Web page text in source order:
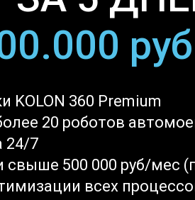
KOLON 360 Premium
20 роботов
24/7
500 000 руб/мес
всех